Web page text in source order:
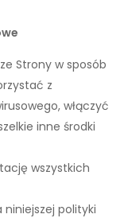
Strony w sposób
z
włączyć
inne środki
wszystkich
polityki